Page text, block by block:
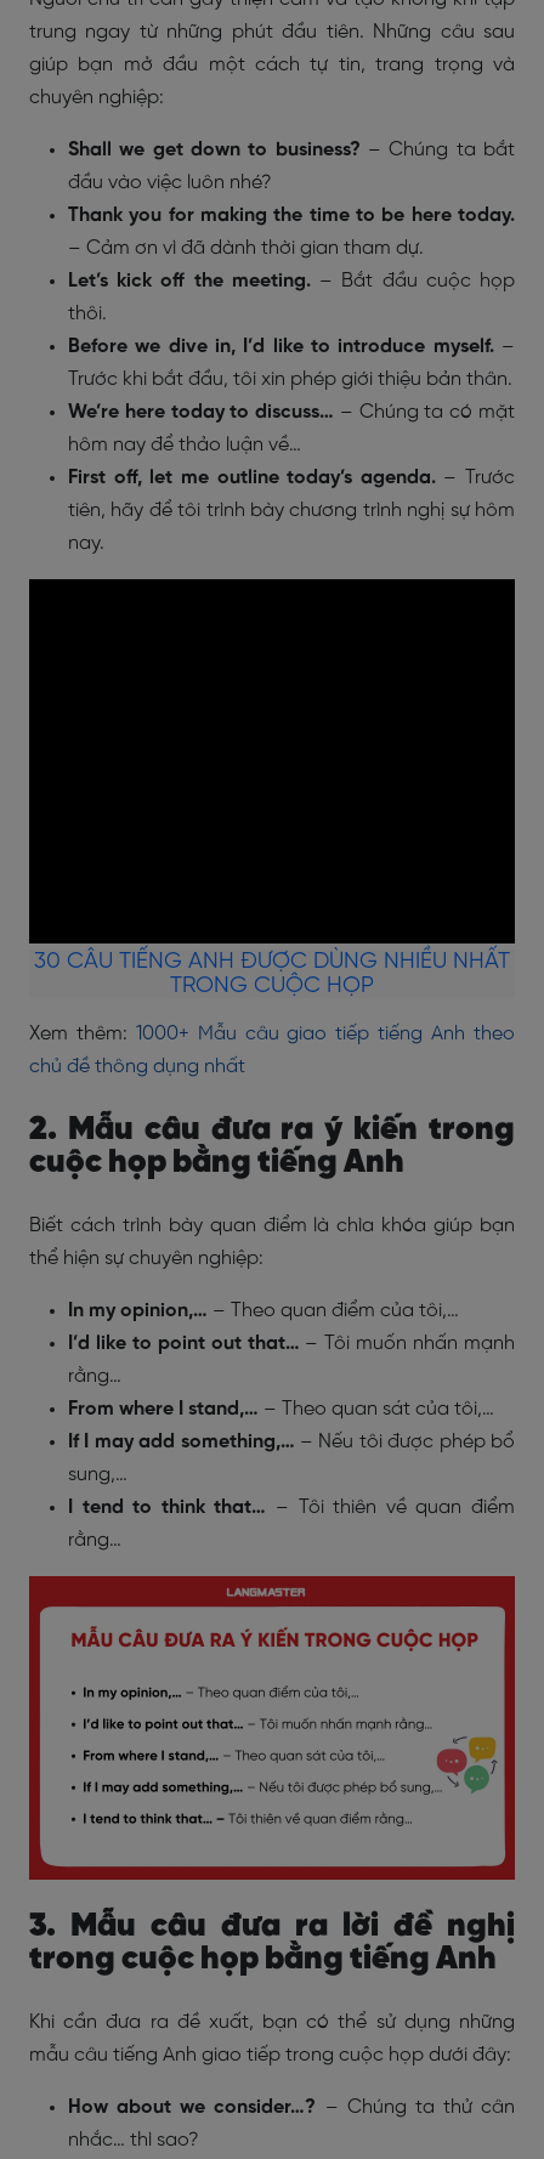
trung ngay từ những phút đầu tiên. Những câu sau
giúp bạn mở đầu một cách tự tin, trang trọng và
chuyên nghiệp:
Shall we get down to business? – Chúng ta bắt
đầu vào việc luôn nhé?
Thank you for making the time to be here today.
– Cảm ơn vì đã dành thời gian tham dự.
Let’s kick off the meeting.– Bắt đầu cuộc họp
thôi.
Before we dive in, I’d like to introduce myself.–
Trước khi bắt đầu, tôi xin phép giới thiệu bản thân.
We’re here today to discuss… – Chúng ta có mặt
hôm nay để thảo luận về…
First off, let me outline today’s agenda.– Trước
tiên, hãy để tôi trình bày chương trình nghị sự hôm
nay.
30 CÂU TIẾNG ANH ĐƯỢC DÙNG NHIỀU NHẤT
TRONG CUỘC HỌP
Xem thêm: 1000+ Mẫu câu giao tiếp tiếng Anh theo
chủ đề thông dụng nhất
2. Mẫu câu đưa ra ý kiến trong
cuộc họp bằng tiếng Anh
Biết cách trình bày quan điểm là chìa khóa giúp bạn
thể hiện sự chuyên nghiệp:
In my opinion,… – Theo quan điểm của tôi,…
I’d like to point out that… – Tôi muốn nhấn mạnh
rằng…
From where I stand,… – Theo quan sát của tôi,…
If I may add something,… – Nếu tôi được phép bổ
sung,…
I tend to think that… – Tôi thiên về quan điểm
rằng…
3. Mẫu câu đưa ra lời đề nghị
trong cuộc họp bằng tiếng Anh
Khi cần đưa ra đề xuất, bạn có thể sử dụng những
mẫu câu tiếng Anh giao tiếp trong cuộc họp dưới đây:
How about we consider…? – Chúng ta thử cân
nhắc… thì sao?